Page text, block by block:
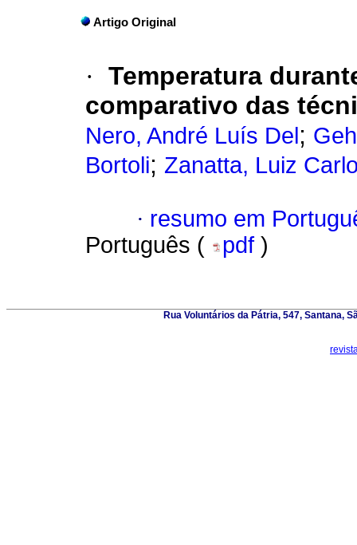
Artigo Original
· Temperatura
comparativo das
Nero, André Luís Del ;
Bortoli; Zanatta, Luiz
· resumo em
Português (
pdf )
Rua Voluntários da Pátria, 547, Santana,